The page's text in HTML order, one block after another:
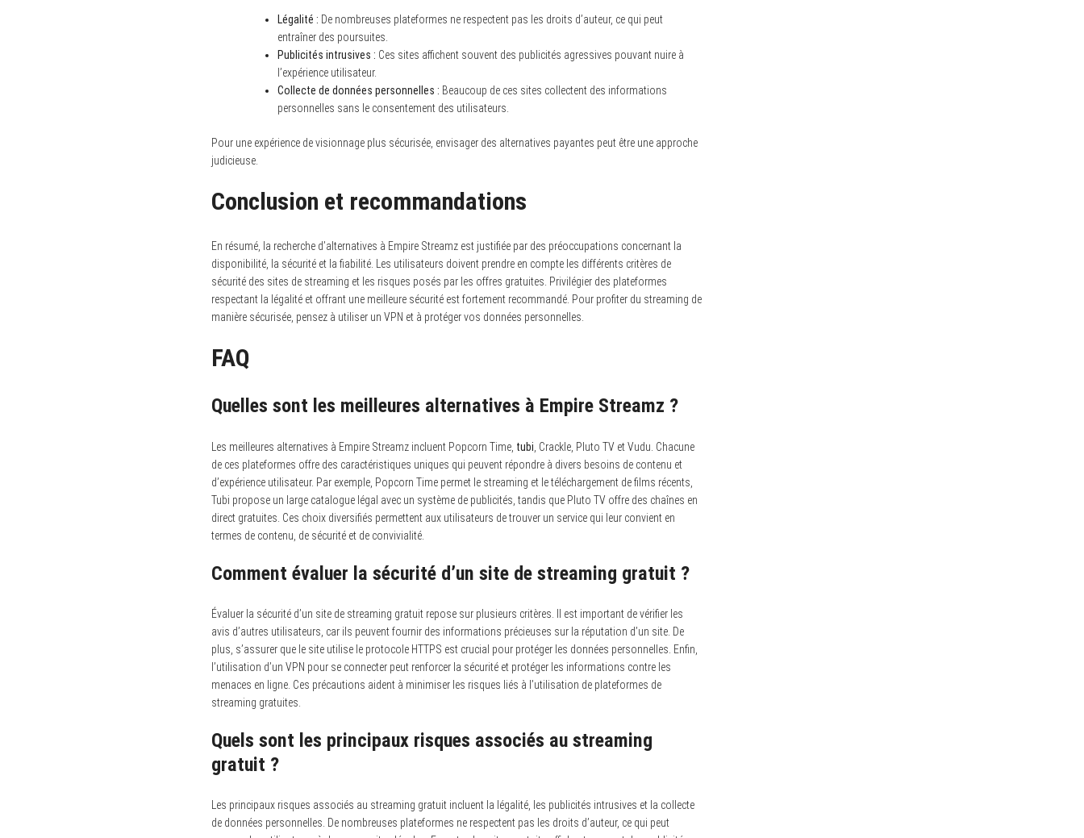
Légalité : De nombreuses plateformes ne respectent pas les droits d’auteur, ce qui peut
entraîner des poursuites.
Publicités intrusives : Ces sites affichent souvent des publicités agressives pouvant nuire à
l’expérience utilisateur.
Collecte de données personnelles : Beaucoup de ces sites collectent des informations
personnelles sans le consentement des utilisateurs.
Pour une expérience de visionnage plus sécurisée, envisager des alternatives payantes peut être une approche
judicieuse.
Conclusion et recommandations
En résumé, la recherche d’alternatives à Empire Streamz est justifiée par des préoccupations concernant la
disponibilité, la sécurité et la fiabilité. Les utilisateurs doivent prendre en compte les différents critères de
sécurité des sites de streaming et les risques posés par les offres gratuites. Privilégier des plateformes
respectant la légalité et offrant une meilleure sécurité est fortement recommandé. Pour profiter du streaming de
manière sécurisée, pensez à utiliser un VPN et à protéger vos données personnelles.
FAQ
Quelles sont les meilleures alternatives à Empire Streamz ?
Les meilleures alternatives à Empire Streamz incluent Popcorn Time, tubi , Crackle, Pluto TV et Vudu. Chacune
de ces plateformes offre des caractéristiques uniques qui peuvent répondre à divers besoins de contenu et
d’expérience utilisateur. Par exemple, Popcorn Time permet le streaming et le téléchargement de films récents,
Tubi propose un large catalogue légal avec un système de publicités, tandis que Pluto TV offre des chaînes en
direct gratuites. Ces choix diversifiés permettent aux utilisateurs de trouver un service qui leur convient en
termes de contenu, de sécurité et de convivialité.
Comment évaluer la sécurité d’un site de streaming gratuit ?
Évaluer la sécurité d’un site de streaming gratuit repose sur plusieurs critères. Il est important de vérifier les
avis d’autres utilisateurs, car ils peuvent fournir des informations précieuses sur la réputation d’un site. De
plus, s’assurer que le site utilise le protocole HTTPS est crucial pour protéger les données personnelles. Enfin,
l’utilisation d’un VPN pour se connecter peut renforcer la sécurité et protéger les informations contre les
menaces en ligne. Ces précautions aident à minimiser les risques liés à l’utilisation de plateformes de
streaming gratuites.
Quels sont les principaux risques associés au streaming
gratuit ?
Les principaux risques associés au streaming gratuit incluent la légalité, les publicités intrusives et la collecte
de données personnelles. De nombreuses plateformes ne respectent pas les droits d’auteur, ce qui peut